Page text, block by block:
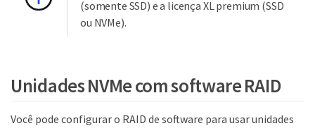
(somente SSD) e a licença XL premium (SSD
ou NVMe).
Unidades NVMe com software RAID
Você pode configurar o RAID de software para usar unidades